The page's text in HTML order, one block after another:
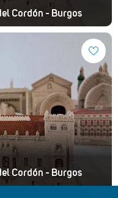
Cordón - Burgos
Cordón - Burgos